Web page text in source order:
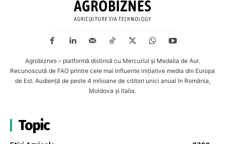
Agrobiznes – platformă distinsă cu Mercuriul și Medalia de Aur.
Recunoscută de FAO printre cele mai influente inițiative media din Europa
de Est. Audiență de peste 4 milioane de cititori unici anual în România,
Moldova și Italia.
Topic